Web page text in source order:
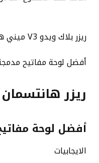
ريزر بلاك ويدو V3 ميني هايبر سبيد
أفضل لوحة مفاتيح
ريزر هانتسمان V3 برو TKL
أفضل لوحة
الايجابيات